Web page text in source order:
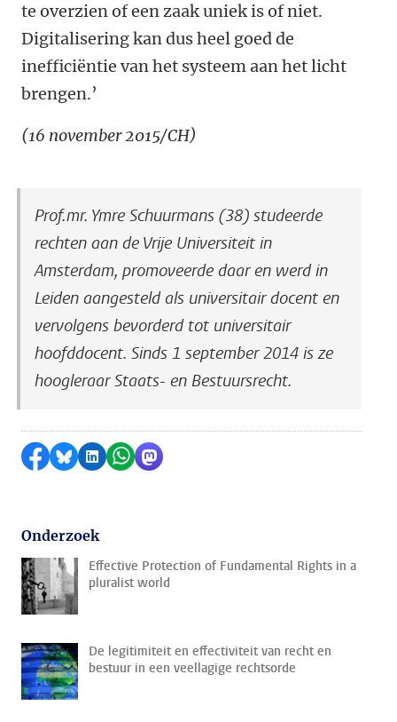
te overzien of een zaak uniek is of niet.
Digitalisering kan dus heel goed de
inefficiëntie van het systeem aan het licht
brengen.’
(16 november 2015/CH)
Prof.mr. Ymre Schuurmans (38) studeerde
rechten aan de Vrije Universiteit in
Amsterdam, promoveerde daar en werd in
Leiden aangesteld als universitair docent en
vervolgens bevorderd tot universitair
hoofddocent. Sinds 1 september 2014 is ze
hoogleraar Staats- en Bestuursrecht.
Delen op Facebook
Delen via Bluesky
Delen op LinkedIn
Delen via WhatsApp
Delen via Mastodon
Onderzoek
Effective Protection of Fundamental Rights in a
pluralist world
De legitimiteit en effectiviteit van recht en
bestuur in een veellagige rechtsorde